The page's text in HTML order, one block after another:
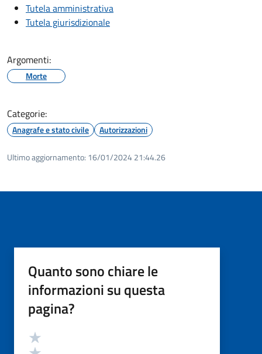
Tutela amministrativa
Tutela giurisdizionale
Argomenti:
Morte
Categorie:
Anagrafe e stato civile Autorizzazioni
Ultimo aggiornamento: 16/01/2024 21:44.26
Quanto sono chiare le
informazioni su questa
pagina?
Valutazione